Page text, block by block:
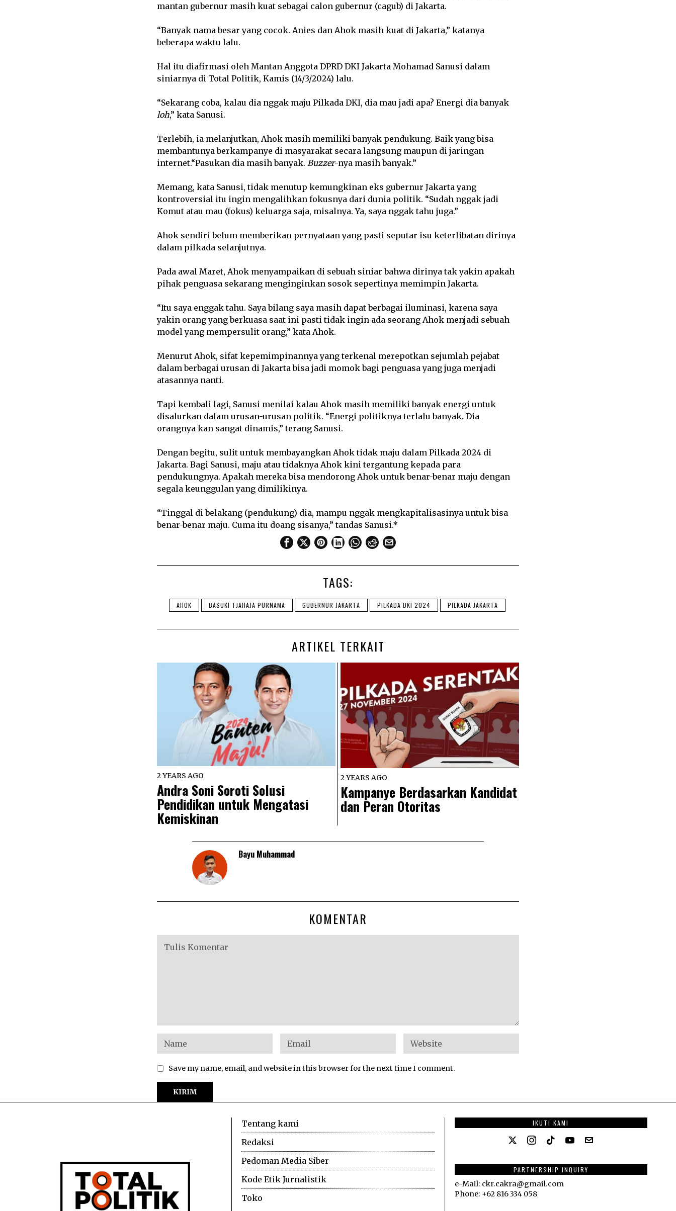
mantan gubernur masih kuat sebagai calon gubernur (cagub) di Jakarta.
“Banyak nama besar yang cocok. Anies dan Ahok masih kuat di Jakarta,” katanya
beberapa waktu lalu.
Hal itu diafirmasi oleh Mantan Anggota DPRD DKI Jakarta Mohamad Sanusi dalam
siniarnya di Total Politik, Kamis (14/3/2024) lalu.
“Sekarang coba, kalau dia nggak maju Pilkada DKI, dia mau jadi apa? Energi dia banyak
loh,” kata Sanusi.
Terlebih, ia melanjutkan, Ahok masih memiliki banyak pendukung. Baik yang bisa
membantunya berkampanye di masyarakat secara langsung maupun di jaringan
internet.“Pasukan dia masih banyak. Buzzer-nya masih banyak.”
Memang, kata Sanusi, tidak menutup kemungkinan eks gubernur Jakarta yang
kontroversial itu ingin mengalihkan fokusnya dari dunia politik. “Sudah nggak jadi
Komut atau mau (fokus) keluarga saja, misalnya. Ya, saya nggak tahu juga.”
Ahok sendiri belum memberikan pernyataan yang pasti seputar isu keterlibatan dirinya
dalam pilkada selanjutnya.
Pada awal Maret, Ahok menyampaikan di sebuah siniar bahwa dirinya tak yakin apakah
pihak penguasa sekarang menginginkan sosok sepertinya memimpin Jakarta.
“Itu saya enggak tahu. Saya bilang saya masih dapat berbagai iluminasi, karena saya
yakin orang yang berkuasa saat ini pasti tidak ingin ada seorang Ahok menjadi sebuah
model yang mempersulit orang,” kata Ahok.
Menurut Ahok, sifat kepemimpinannya yang terkenal merepotkan sejumlah pejabat
dalam berbagai urusan di Jakarta bisa jadi momok bagi penguasa yang juga menjadi
atasannya nanti.
Tapi kembali lagi, Sanusi menilai kalau Ahok masih memiliki banyak energi untuk
disalurkan dalam urusan-urusan politik. “Energi politiknya terlalu banyak. Dia
orangnya kan sangat dinamis,” terang Sanusi.
Dengan begitu, sulit untuk membayangkan Ahok tidak maju dalam Pilkada 2024 di
Jakarta. Bagi Sanusi, maju atau tidaknya Ahok kini tergantung kepada para
pendukungnya. Apakah mereka bisa mendorong Ahok untuk benar-benar maju dengan
segala keunggulan yang dimilikinya.
“Tinggal di belakang (pendukung) dia, mampu nggak mengkapitalisasinya untuk bisa
benar-benar maju. Cuma itu doang sisanya,” tandas Sanusi.*
TAGS:
AHOK BASUKI TJAHAJA PURNAMA GUBERNUR JAKARTA PILKADA DKI 2024 PILKADA JAKARTA
ARTIKEL TERKAIT
2 YEARS AGO
Andra Soni Soroti Solusi
Pendidikan untuk Mengatasi
Kemiskinan
2 YEARS AGO
Kampanye Berdasarkan Kandidat
dan Peran Otoritas
Bayu Muhammad
KOMENTAR
Save my name, email, and website in this browser for the next time I comment.
Tentang kami
Redaksi
Pedoman Media Siber
Kode Etik Jurnalistik
Toko
IKUTI KAMI
PARTNERSHIP INQUIRY
e-Mail: ckr.cakra@gmail.com
Phone: +62 816 334 058